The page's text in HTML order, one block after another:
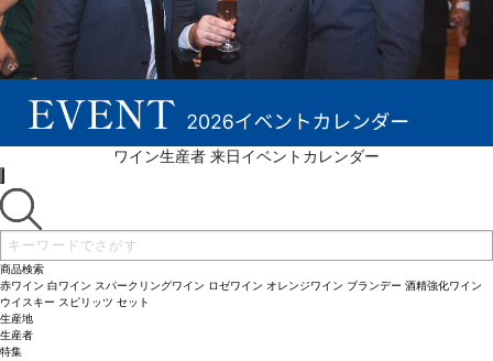
ワイン生産者 来日イベントカレンダー
商品検索
赤ワイン 白ワイン スパークリングワイン ロゼワイン オレンジワイン ブランデー 酒精強化ワイン
ウイスキー スピリッツ セット
生産地
生産者
特集